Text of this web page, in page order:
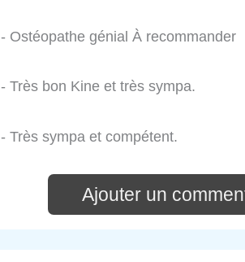
- Ostéopathe génial À
- Très bon Kine et très sympa.
- Très sympa et compétent.
Ajouter un